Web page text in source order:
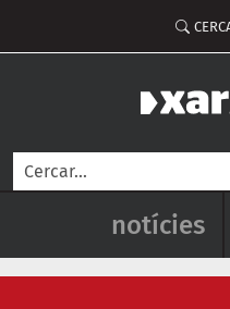
Cerca
notícies